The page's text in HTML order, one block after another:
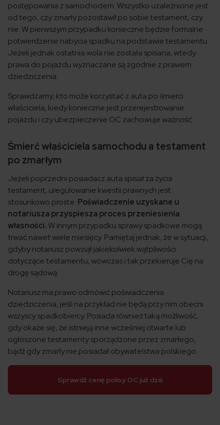
postępowania z samochodem. Wszystko uzależnione jest
od tego, czy zmarły pozostawił po sobie testament, czy
nie. W pierwszym przypadku konieczne będzie formalne
potwierdzenie nabycia spadku na podstawie testamentu.
Jeżeli jednak ostatnia wola nie została spisana, wtedy
prawa do pojazdu wyznaczane są zgodnie z prawem
dziedziczenia.
Sprawdzamy, kto może korzystać z auta po śmierci
właściciela, kiedy konieczne jest przerejestrowanie
pojazdu i czy ubezpieczenie OC zachowuje ważność.
Śmierć właściciela samochodu a testament
po zmarłym
Jeżeli poprzedni posiadacz auta spisał za życia
testament, uregulowanie kwestii prawnych jest
stosunkowo proste. Poświadczenie uzyskane u
notariusza przyspiesza proces przeniesienia
własności. W innym przypadku sprawy spadkowe mogą
trwać nawet wiele miesięcy. Pamiętaj jednak, że w sytuacji,
gdyby notariusz powziął jakiekolwiek wątpliwości
dotyczące testamentu, wówczas i tak przekieruje Cię na
drogę sądową.
Notariusz ma prawo odmówić poświadczenia
dziedziczenia, jeśli na przykład nie będą przy nim obecni
wszyscy spadkobiercy. Posiada również taką możliwość,
gdy okaże się, że istnieją inne wcześniej otwarte lub
ogłoszone testamenty sporządzone przez zmarłego,
bądź gdy zmarły nie posiadał obywatelstwa polskiego.
Sprawdź cenę polisy OC już dziś